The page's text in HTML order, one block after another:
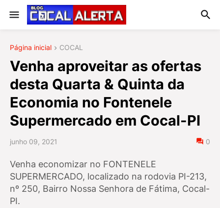
Página inicial COCAL
Venha aproveitar as ofertas
desta Quarta & Quinta da
Economia no Fontenele
Supermercado em Cocal-PI
junho 09, 2021 0
Venha economizar no FONTENELE
SUPERMERCADO, localizado na rodovia PI-213,
nº 250, Bairro Nossa Senhora de Fátima, Cocal-
PI.